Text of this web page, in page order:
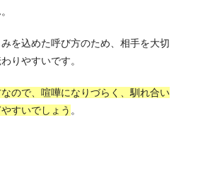
を込めた呼び方のため、相手を大切
りやすいです。
ので、喧嘩になりづらく、馴れ合い
すいでしょう 。